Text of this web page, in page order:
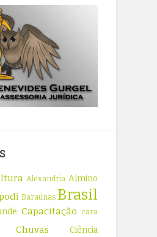
Alexandria Almino
Baraúnas Brasil
Capacitação cara
Chuvas
Ciência